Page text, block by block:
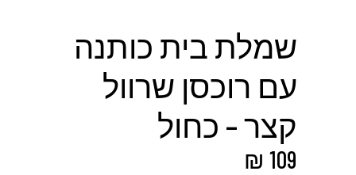
שמלת בית כותנה
עם רוכסן שרוול
קצר – כחול
₪ 109